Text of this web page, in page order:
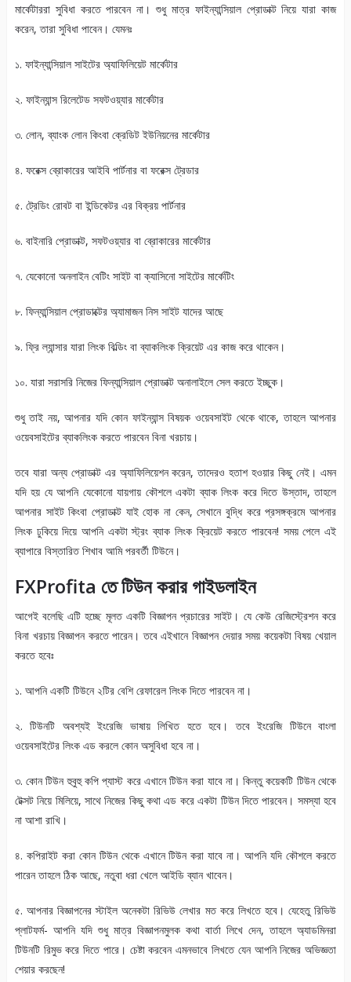
মার্কেটাররা সুবিধা করতে পারবেন না। শুধু মাত্র ফাইন্যান্সিয়াল প্রোডাক্ট নিয়ে যারা কাজ
করেন, তারা সুবিধা পাবেন। যেমনঃ
১. ফাইন্যান্সিয়াল সাইটের অ্যাফিলিয়েট মার্কেটার
২. ফাইন্যান্স রিলেটেড সফটওয়্যার মার্কেটার
৩. লোন, ব্যাংক লোন কিংবা ক্রেডিট ইউনিয়নের মার্কেটার
৪. ফরেক্স ব্রোকারের আইবি পার্টনার বা ফরেক্স ট্রেডার
৫. ট্রেডিং রোবট বা ইন্ডিকেটর এর বিক্রয় পার্টনার
৬. বাইনারি প্রোডাক্ট, সফটওয়্যার বা ব্রোকারের মার্কেটার
৭. যেকোনো অনলাইন বেটিং সাইট বা ক্যাসিনো সাইটের মার্কেটিং
৮. ফিন্যান্সিয়াল প্রোডাক্টের অ্যামাজন নিস সাইট যাদের আছে
৯. ফ্রি ল্যান্সার যারা লিংক বিল্ডিং বা ব্যাকলিংক ক্রিয়েট এর কাজ করে থাকেন।
১০. যারা সরাসরি নিজের ফিন্যান্সিয়াল প্রোডাক্ট অনালাইলে সেল করতে ইচ্ছুক।
শুধু তাই নয়, আপনার যদি কোন ফাইন্যান্স বিষয়ক ওয়েবসাইট থেকে থাকে, তাহলে আপনার
ওয়েবসাইটের ব্যাকলিংক করতে পারবেন বিনা খরচায়।
তবে যারা অন্য প্রোডাক্ট এর অ্যাফিলিয়েশন করেন, তাদেরও হতাশ হওয়ার কিছু নেই। এমন
যদি হয় যে আপনি যেকোনো যায়গায় কৌশলে একটা ব্যাক লিংক করে দিতে উস্তাদ, তাহলে
আপনার সাইট কিংবা প্রোডাক্ট যাই হোক না কেন, সেখানে বুদ্ধি করে প্রসঙ্গক্রমে আপনার
লিংক ঢুকিয়ে দিয়ে আপনি একটা স্ট্রং ব্যাক লিংক ক্রিয়েট করতে পারবেন! সময় পেলে এই
ব্যাপারে বিস্তারিত শিখাব আমি পরবর্তী টিউনে।
FXProfita তে টিউন করার গাইডলাইন
আগেই বলেছি এটি হচ্ছে মূলত একটি বিজ্ঞাপন প্রচারের সাইট। যে কেউ রেজিস্ট্রেশন করে
বিনা খরচায় বিজ্ঞাপন করতে পারেন। তবে এইখানে বিজ্ঞাপন দেয়ার সময় কয়েকটা বিষয় খেয়াল
করতে হবেঃ
১. আপনি একটি টিউনে ২টির বেশি রেফারেল লিংক দিতে পারবেন না।
২. টিউনটি অবশ্যই ইংরেজি ভাষায় লিখিত হতে হবে। তবে ইংরেজি টিউনে বাংলা
ওয়েবসাইটের লিংক এড করলে কোন অসুবিধা হবে না।
৩. কোন টিউন হুবুহু কপি প্যাস্ট করে এখানে টিউন করা যাবে না। কিন্তু কয়েকটি টিউন থেকে
টেক্সট নিয়ে মিলিয়ে, সাথে নিজের কিছু কথা এড করে একটা টিউন দিতে পারবেন। সমস্যা হবে
না আশা রাখি।
৪. কপিরাইট করা কোন টিউন থেকে এখানে টিউন করা যাবে না। আপনি যদি কৌশলে করতে
পারেন তাহলে ঠিক আছে, নতুবা ধরা খেলে আইডি ব্যান খাবেন।
৫. আপনার বিজ্ঞাপনের স্টাইল অনেকটা রিভিউ লেখার মত করে লিখতে হবে। যেহেতু রিভিউ
প্লাটফর্ম- আপনি যদি শুধু মাত্র বিজ্ঞাপনমুলক কথা বার্তা লিখে দেন, তাহলে অ্যাডমিনরা
টিউনটি রিমুভ করে দিতে পারে। চেষ্টা করবেন এমনভাবে লিখতে যেন আপনি নিজের অভিজ্ঞতা
শেয়ার করছেন!